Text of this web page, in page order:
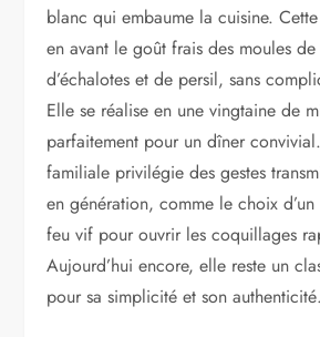
blanc qui embaume la cuisine.
en avant le goût frais des moules
d’échalotes et de persil, sans
Elle se réalise en une vingtaine de
parfaitement pour un dîner
familiale privilégie des gestes
en génération, comme le choix
feu vif pour ouvrir les coquillages
Aujourd’hui encore, elle reste un
pour sa simplicité et son authenticité.